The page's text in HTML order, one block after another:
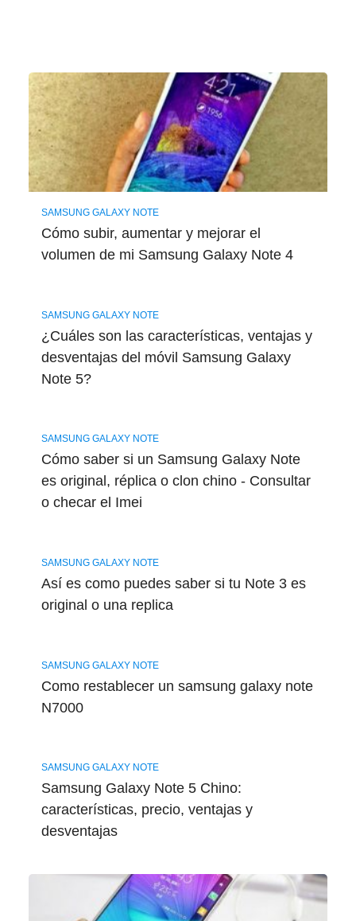
SAMSUNG GALAXY NOTE
Cómo subir, aumentar y mejorar el
volumen de mi Samsung Galaxy Note 4
SAMSUNG GALAXY NOTE
¿Cuáles son las características, ventajas y
desventajas del móvil Samsung Galaxy
Note 5?
SAMSUNG GALAXY NOTE
Cómo saber si un Samsung Galaxy Note
es original, réplica o clon chino - Consultar
o checar el Imei
SAMSUNG GALAXY NOTE
Así es como puedes saber si tu Note 3 es
original o una replica
SAMSUNG GALAXY NOTE
Como restablecer un samsung galaxy note
N7000
SAMSUNG GALAXY NOTE
Samsung Galaxy Note 5 Chino:
características, precio, ventajas y
desventajas